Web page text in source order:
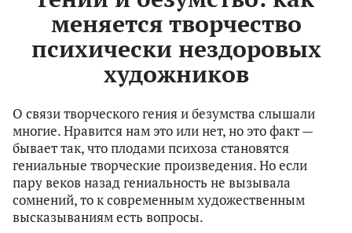
меняется творчество
психически нездоровых
художников
О связи творческого гения и безумства слышали
многие. Нравится нам это или нет, но это факт —
бывает так, что плодами психоза становятся
гениальные творческие произведения. Но если
пару веков назад гениальность не вызывала
сомнений, то к современным художественным
высказываниям есть вопросы.